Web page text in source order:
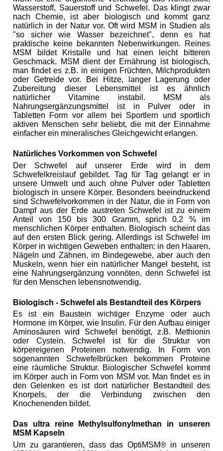
Wasserstoff, Sauerstoff und Schwefel. Das klingt zwar
nach Chemie, ist aber biologisch und kommt ganz
natürlich in der Natur vor. Oft wird MSM in Studien als
"so sicher wie Wasser bezeichnet", denn es hat
praktische keine bekannten Nebenwirkungen. Reines
MSM bildet Kristalle und hat einen leicht bitteren
Geschmack. MSM dient der Ernährung ist biologisch,
man findet es z.B. in einigen Früchten, Milchprodukten
oder Getreide vor. Bei Hitze, langer Lagerung oder
Zubereitung dieser Lebensmittel ist es ähnlich
natürlicher Vitamine instabil. MSM als
Nahrungsergänzungsmittel ist in Pulver oder in
Tabletten Form vor allem bei Sportlern und sportlich
aktiven Menschen sehr beliebt, die mit der Einnahme
einfacher ein mineralisches Gleichgewicht erlangen.
Natürliches Vorkommen von Schwefel
Der Schwefel auf unserer Erde wird in dem
Schwefelkreislauf gebildet. Tag für Tag gelangt er in
unsere Umwelt und auch ohne Pulver oder Tabletten
biologisch in unsere Körper. Besonders beeindruckend
sind Schwefelvorkommen in der Natur, die in Form von
Dampf aus der Erde austreten Schwefel ist zu einem
Anteil von 150 bis 300 Gramm, sprich 0,2 % im
menschlichen Körper enthalten. Biologisch scheint das
auf den ersten Blick gering. Allerdings ist Schwefel im
Körper in wichtigen Geweben enthalten: in den Haaren,
Nägeln und Zähnen, im Bindegewebe, aber auch den
Muskeln, wenn hier ein natürlicher Mangel besteht, ist
eine Nahrungsergänzung vonnöten, denn Schwefel ist
für den Menschen lebensnotwendig.
Biologisch - Schwefel als Bestandteil des Körpers
Es ist ein Baustein wichtiger Enzyme oder auch
Hormone im Körper, wie Insulin. Für den Aufbau einiger
Aminosäuren wird Schwefel benötigt, z.B. Methionin
oder Cystein. Schwefel ist für die Struktur von
körpereigenen Proteinen notwendig. In Form von
sogenannten Schwefelbrücken bekommen Proteine
eine räumliche Struktur. Biologischer Schwefel kommt
im Körper auch in Form von MSM vor. Man findet es in
den Gelenken es ist dort natürlicher Bestandteil des
Knorpels, der die Verbindung zwischen den
Knochenenden bildet.
Das ultra reine Methylsulfonylmethan in unseren
MSM Kapseln
Um zu garantieren, dass das OptiMSM® in unseren